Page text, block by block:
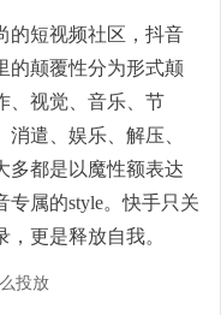
的短视频社区，抖音
的颠覆性分为形式颠
、视觉、音乐、节
遣、娱乐、解压、
多都是以魔性额表达
属的style。快手只关
更是释放自我。
投放